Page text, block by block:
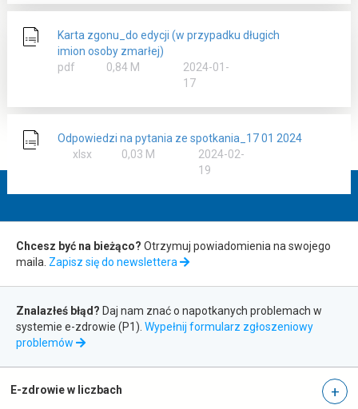
Karta zgonu_do edycji (w przypadku długich
imion osoby zmarłej)
pdf
rozmiar
0,84 M
2024-01-
17
Odpowiedzi na pytania ze spotkania_17 01 2024
xlsx
rozmiar
0,03 M
2024-02-
19
Zapis
do
newslettera
Chcesz być na bieżąco? Otrzymuj powiadomienia na swojego
maila. Zapisz się do newslettera
Zgłaszanie
błędów
Znalazłeś błąd? Daj nam znać o napotkanych problemach w
systemie e-zdrowie (P1). Wypełnij formularz zgłoszeniowy
problemów
otwiera
nowej
E-zdrowie w liczbach